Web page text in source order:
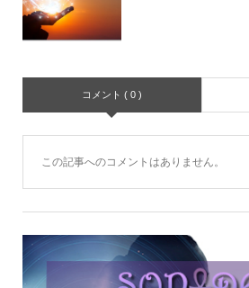
コメント ( 0 )
この記事へのコメントはありません。